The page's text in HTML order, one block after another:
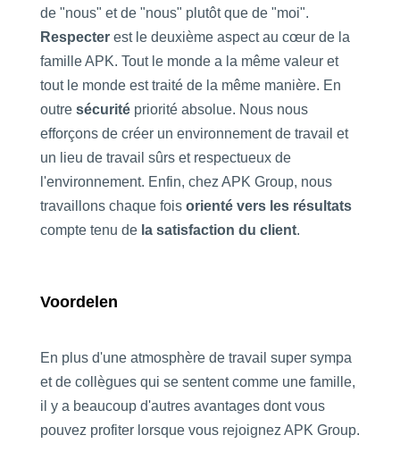
de "nous" et de "nous" plutôt que de "moi".
Respecterest le deuxième aspect au cœur de la
famille APK. Tout le monde a la même valeur et
tout le monde est traité de la même manière. En
outre sécuritépriorité absolue. Nous nous
efforçons de créer un environnement de travail et
un lieu de travail sûrs et respectueux de
l'environnement. Enfin, chez APK Group, nous
travaillons chaque fois orienté vers les résultats
compte tenu de la satisfaction du client.
Voordelen
En plus d'une atmosphère de travail super sympa
et de collègues qui se sentent comme une famille,
il y a beaucoup d'autres avantages dont vous
pouvez profiter lorsque vous rejoignez APK Group.